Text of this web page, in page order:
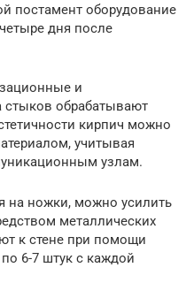
постамент оборудование
дня после
и
стыков обрабатывают
кирпич можно
учитывая
узлам.
на ножки, можно усилить
металлических
к стене при помощи
6-7 штук с каждой